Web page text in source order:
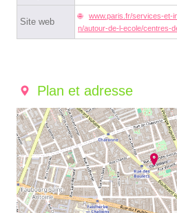
Site web
www.paris.fr/services-et-
n/autour-de-l-ecole/centres-
Plan et adresse